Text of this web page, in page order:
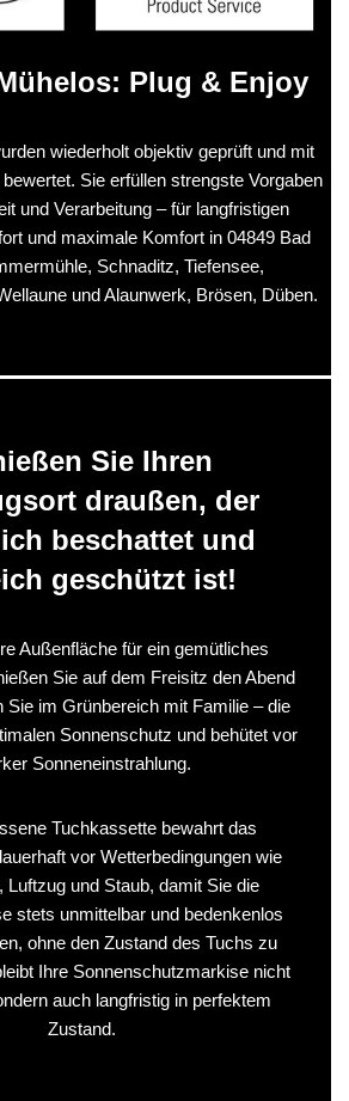
Plug & Enjoy
wiederholt objektiv geprüft und mit
Sie erfüllen strengste Vorgaben
und Verarbeitung – für langfristigen
und maximale Komfort in 04849 Bad
Schnaditz, Tiefensee,
und Alaunwerk, Brösen, Düben.
Sie Ihren
draußen, der
beschattet und
geschützt ist!
Außenfläche für ein gemütliches
Sie auf dem Freisitz den Abend
Sie im Grünbereich mit Familie – die
Sonnenschutz und behütet vor
Sonneneinstrahlung.
Tuchkassette bewahrt das
vor Wetterbedingungen wie
Luftzug und Staub, damit Sie die
stets unmittelbar und bedenkenlos
ohne den Zustand des Tuchs zu
Ihre Sonnenschutzmarkise nicht
auch langfristig in perfektem
Zustand.